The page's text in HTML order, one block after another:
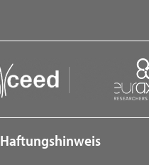
Haftungshinweis